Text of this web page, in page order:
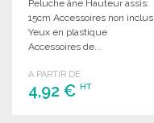
Peluche âne Hauteur assis:
15cm Accessoires non inclus
Yeux en plastique
Accessoires de...
A PARTIR DE
4,92 € HT